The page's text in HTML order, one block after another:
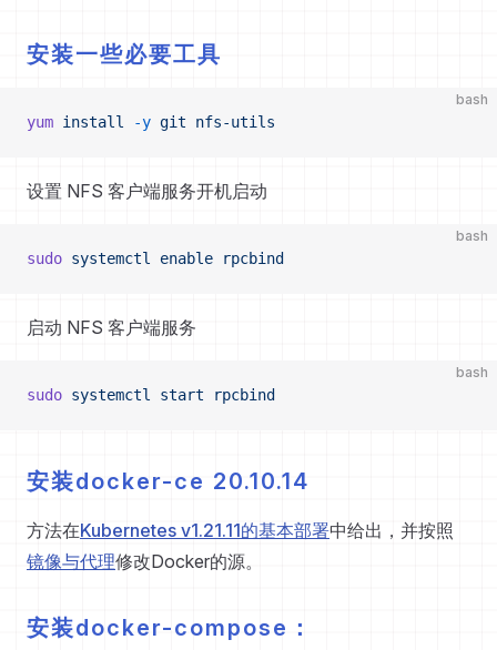
安装一些必要工具
bash
yum install -y git nfs-utils
设置 NFS 客户端服务开机启动
bash
sudo systemctl enable rpcbind
启动 NFS 客户端服务
bash
sudo systemctl start rpcbind
安装docker-ce 20.10.14
方法在Kubernetes v1.21.11的基本部署中给出，并按照
镜像与代理修改Docker的源。
安装docker-compose：